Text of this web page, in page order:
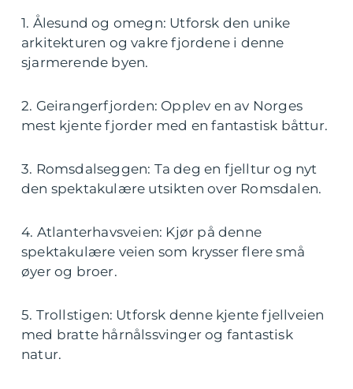
1. Ålesund og omegn: Utforsk den unike
arkitekturen og vakre fjordene i denne
sjarmerende byen.
2. Geirangerfjorden: Opplev en av Norges
mest kjente fjorder med en fantastisk båttur.
3. Romsdalseggen: Ta deg en fjelltur og nyt
den spektakulære utsikten over Romsdalen.
4. Atlanterhavsveien: Kjør på denne
spektakulære veien som krysser flere små
øyer og broer.
5. Trollstigen: Utforsk denne kjente fjellveien
med bratte hårnålssvinger og fantastisk
natur.